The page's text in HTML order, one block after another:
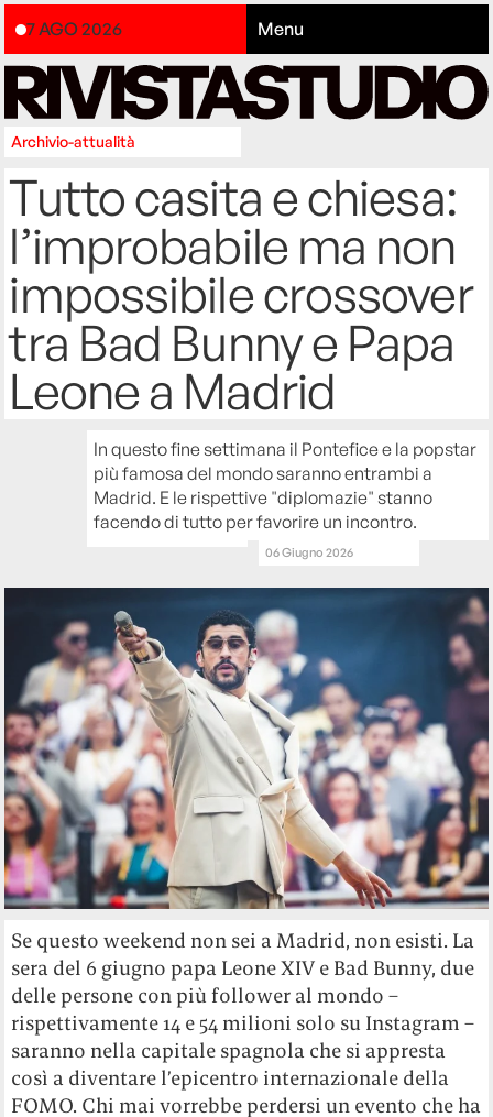
7 AGO 2026 Menu
Archivio-attualità
Tutto casita e chiesa:
l’improbabile ma non
impossibile crossover
tra Bad Bunny e Papa
Leone a Madrid
In questo fine settimana il Pontefice e la popstar
più famosa del mondo saranno entrambi a
Madrid. E le rispettive "diplomazie" stanno
facendo di tutto per favorire un incontro.
06 Giugno 2026
Se questo weekend non sei a Madrid, non esisti. La
sera del 6 giugno papa Leone XIV e Bad Bunny, due
delle persone con più follower al mondo –
rispettivamente 14 e 54 milioni solo su Instagram –
saranno nella capitale spagnola che si appresta
così a diventare l’epicentro internazionale della
FOMO. Chi mai vorrebbe perdersi un evento che ha